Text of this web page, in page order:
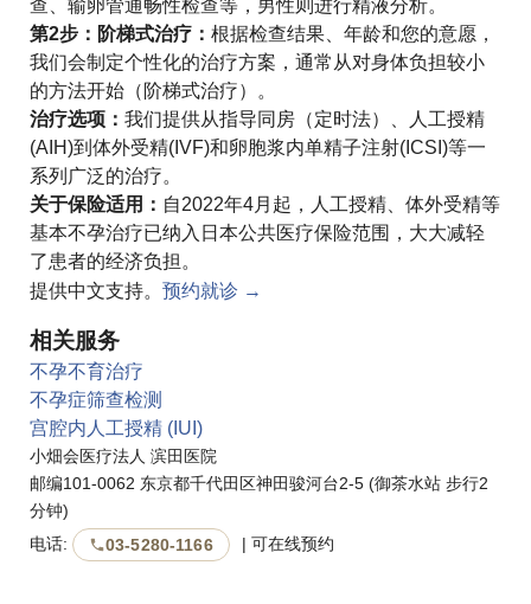
查、输卵管通畅性检查等，男性则进行精液分析。
第2步：阶梯式治疗： 根据检查结果、年龄和您的意愿，
我们会制定个性化的治疗方案，通常从对身体负担较小
的方法开始（阶梯式治疗）。
治疗选项： 我们提供从指导同房（定时法）、人工授精
(AIH)到体外受精(IVF)和卵胞浆内单精子注射(ICSI)等一
系列广泛的治疗。
关于保险适用： 自2022年4月起，人工授精、体外受精等
基本不孕治疗已纳入日本公共医疗保险范围，大大减轻
了患者的经济负担。
提供中文支持。 预约就诊 →
相关服务
不孕不育治疗
不孕症筛查检测
宫腔内人工授精 (IUI)
小畑会医疗法人 滨田医院
邮编101-0062 东京都千代田区神田骏河台2-5 (御茶水站 步行2
分钟)
电话:
03-5280-1166 | 可在线预约